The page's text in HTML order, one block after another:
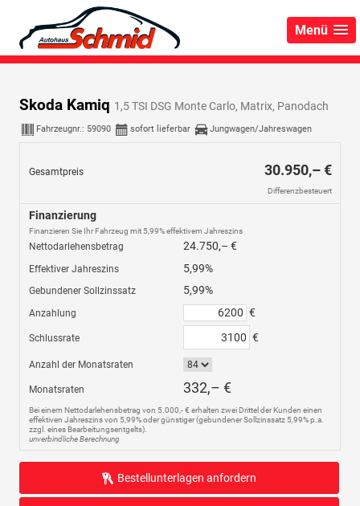
Menü
Skoda Kamiq 1,5 TSI DSG Monte Carlo, Matrix, Panodach
Fahrzeugnr.: 59090 sofort lieferbar Jungwagen/Jahreswagen
Gesamtpreis 30.950,– €
Differenzbesteuert
Finanzierung
Finanzieren Sie Ihr Fahrzeug mit 5,99% effektivem Jahreszins
Nettodarlehensbetrag 24.750,– €
Effektiver Jahreszins 5,99%
Gebundener Sollzinssatz 5,99%
Anzahlung €
Schlussrate €
Anzahl der Monatsraten
Monatsraten 332,– €
Bei einem Nettodarlehensbetrag von 5.000,- € erhalten zwei Drittel der Kunden einen
effektiven Jahreszins von 5,99% oder günstiger (gebundener Sollzinssatz 5,99% p.a.
zzgl. eines Bearbeitungsentgelts).
unverbindliche Berechnung
Bestellunterlagen anfordern